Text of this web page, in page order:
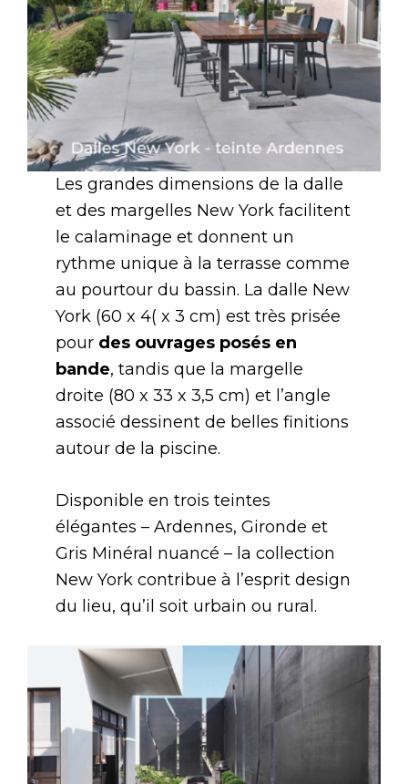
Les grandes dimensions de la dalle
et des margelles New York facilitent
le calaminage et donnent un
rythme unique à la terrasse comme
au pourtour du bassin. La dalle New
York (60 x 4( x 3 cm) est très prisée
pour des ouvrages posés en
bande, tandis que la margelle
droite (80 x 33 x 3,5 cm) et l’angle
associé dessinent de belles finitions
autour de la piscine.
Disponible en trois teintes
élégantes – Ardennes, Gironde et
Gris Minéral nuancé – la collection
New York contribue à l’esprit design
du lieu, qu’il soit urbain ou rural.